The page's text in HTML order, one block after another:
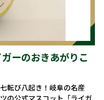
ーのおきあがりこ
転び八起き！岐阜の名産